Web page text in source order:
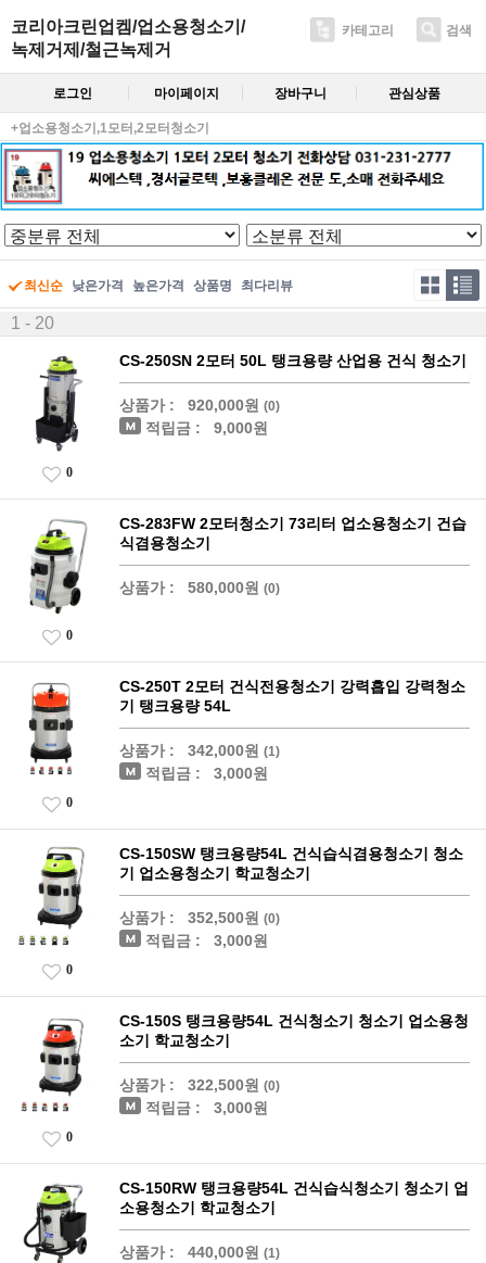
코리아크린업켐/업소용청소기/
녹제거제/철근녹제거
카테고리 검색
로그인 마이페이지 장바구니 관심상품
+업소용청소기,1모터,2모터청소기
최신순 낮은가격 높은가격 상품명 최다리뷰
1 - 20
CS-250SN 2모터 50L 탱크용량 산업용 건식 청소기
상품가 : 920,000원 (0)
적립금 : 9,000원
0
CS-283FW 2모터청소기 73리터 업소용청소기 건습
식겸용청소기
상품가 : 580,000원 (0)
0
CS-250T 2모터 건식전용청소기 강력흡입 강력청소
기 탱크용량 54L
상품가 : 342,000원 (1)
적립금 : 3,000원
0
CS-150SW 탱크용량54L 건식습식겸용청소기 청소
기 업소용청소기 학교청소기
상품가 : 352,500원 (0)
적립금 : 3,000원
0
CS-150S 탱크용량54L 건식청소기 청소기 업소용청
소기 학교청소기
상품가 : 322,500원 (0)
적립금 : 3,000원
0
CS-150RW 탱크용량54L 건식습식청소기 청소기 업
소용청소기 학교청소기
상품가 : 440,000원 (1)